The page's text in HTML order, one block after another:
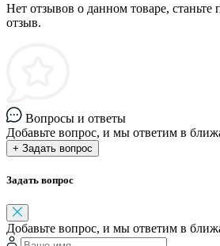
Нет отзывов о данном товаре, станьте
отзыв.
Вопросы и ответы
Добавьте вопрос, и мы ответим в
+ Задать вопрос
Задать вопрос
Добавьте вопрос, и мы ответим в